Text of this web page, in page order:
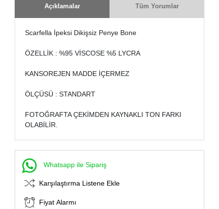
Açıklamalar Tüm Yorumlar
Scarfella İpeksi Dikişsiz Penye Bone
ÖZELLİK : %95 VİSCOSE %5 LYCRA
KANSOREJEN MADDE İÇERMEZ
ÖLÇÜSÜ : STANDART
FOTOĞRAFTA ÇEKİMDEN KAYNAKLI TON FARKI
OLABİLİR.
Whatsapp ile Sipariş
Karşılaştırma Listene Ekle
Fiyat Alarmı